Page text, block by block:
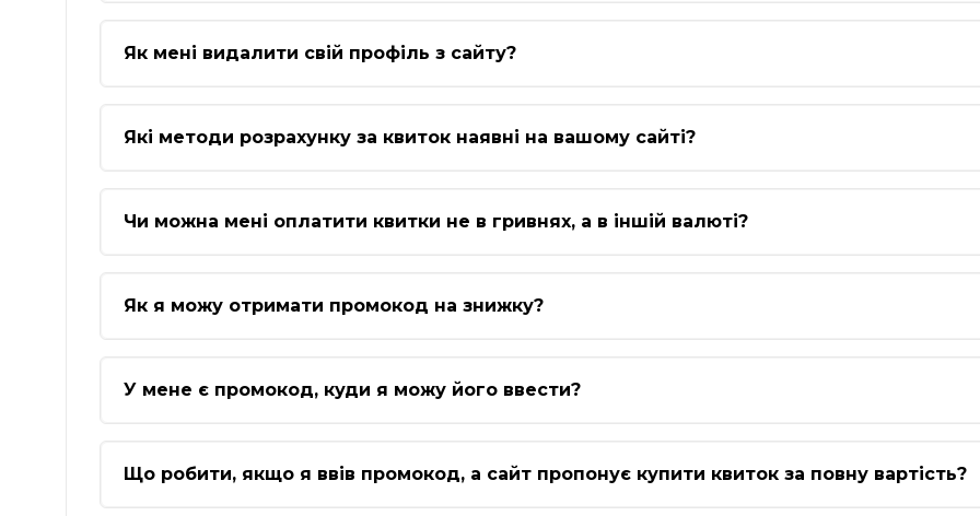
Як мені видалити свій профіль з сайту?
Які методи розрахунку за квиток наявні на вашому сайті?
Чи можна мені оплатити квитки не в гривнях, а в іншій валюті?
Як я можу отримати промокод на знижку?
У мене є промокод, куди я можу його ввести?
Що робити, якщо я ввів промокод, а сайт пропонує купити квиток за повну вартість?